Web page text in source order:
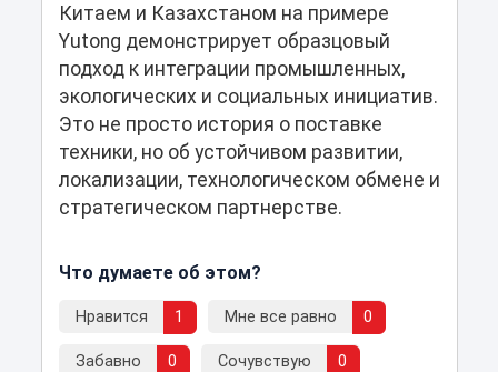
Китаем и Казахстаном на примере
Yutong демонстрирует образцовый
подход к интеграции промышленных,
экологических и социальных инициатив.
Это не просто история о поставке
техники, но об устойчивом развитии,
локализации, технологическом обмене и
стратегическом партнерстве.
Что думаете об этом?
Нравится 1 Мне все равно 0
Забавно 0 Сочувствую 0